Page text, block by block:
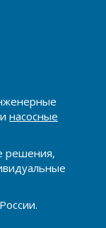
и насосные
решения,